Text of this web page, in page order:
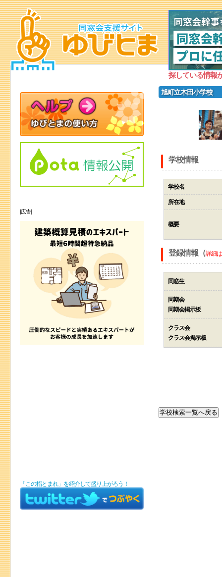
探している情報
旭町立木田小学校
学校情報
学校名
所在地
概要
登録情報（詳細
同窓生
同期会
同期会掲示板
クラス会
クラス会掲示板
[広告]
「この指とまれ」を紹介して盛り上がろう！